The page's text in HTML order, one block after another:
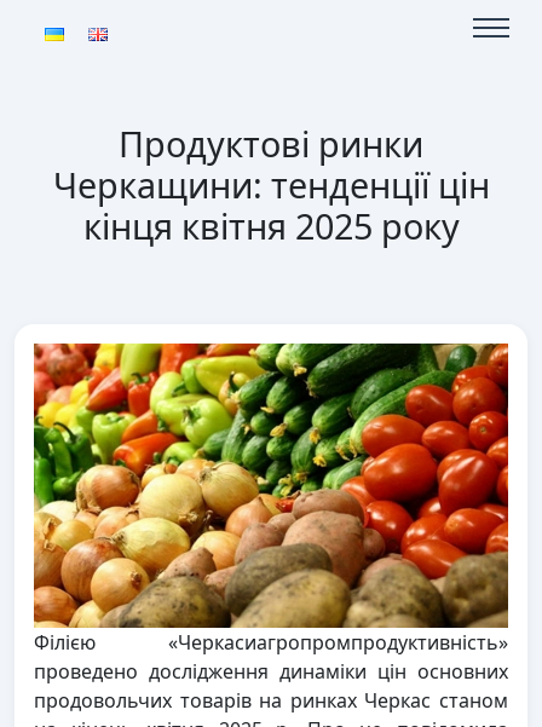
Продуктові ринки
Черкащини: тенденції цін
кінця квітня 2025 року
Філією «Черкасиагропромпродуктивність»
проведено дослідження динаміки цін основних
продовольчих товарів на ринках Черкас станом